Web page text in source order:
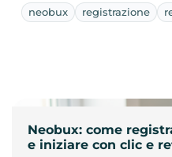
neobux registrazione
Neobux: come
e iniziare con clic e